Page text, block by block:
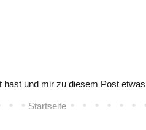
und mir zu diesem Post
Startseite